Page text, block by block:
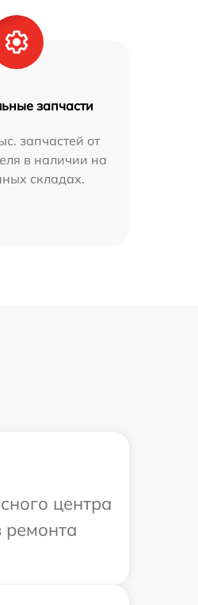
запчасти
запчастей от
в наличии на
складах.
центра
ремонта